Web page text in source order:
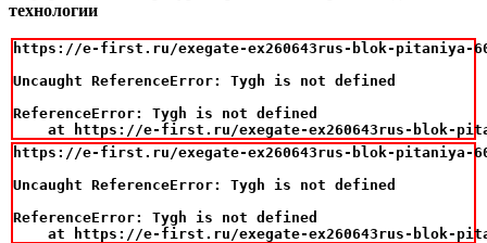
технологии
https://e-first.ru/exegate-ex260643rus-blok-pitaniya-
Uncaught ReferenceError: Tygh is not defined
ReferenceError: Tygh is not defined
at https://e-first.ru/exegate-ex260643rus-blok-
https://e-first.ru/exegate-ex260643rus-blok-pitaniya-
Uncaught ReferenceError: Tygh is not defined
ReferenceError: Tygh is not defined
at https://e-first.ru/exegate-ex260643rus-blok-